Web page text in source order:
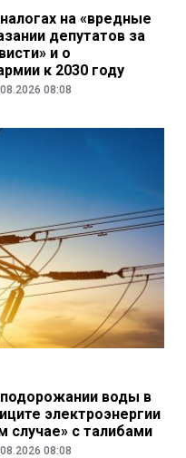
на «вредные
депутатов за
и о
к 2030 году
08:08
воды в
электроэнергии
случае» с талибами
08:08